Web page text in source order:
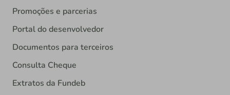
Promoções e parcerias
Portal do desenvolvedor
Documentos para terceiros
Consulta Cheque
Extratos da Fundeb